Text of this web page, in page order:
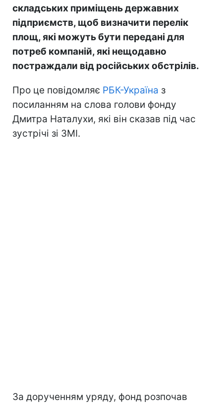
складських приміщень державних
підприємств, щоб визначити перелік
площ, які можуть бути передані для
потреб компаній, які нещодавно
постраждали від російських обстрілів.
Про це повідомляє РБК-Україна з
посиланням на слова голови фонду
Дмитра Наталухи, які він сказав під час
зустрічі зі ЗМІ.
За дорученням уряду, фонд розпочав